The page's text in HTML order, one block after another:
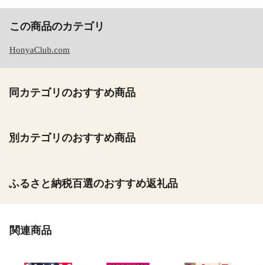
この商品のカテゴリ
HonyaClub.com
同カテゴリのおすすめ商品
別カテゴリのおすすめ商品
ふるさと納税百選のおすすめ返礼品
関連商品